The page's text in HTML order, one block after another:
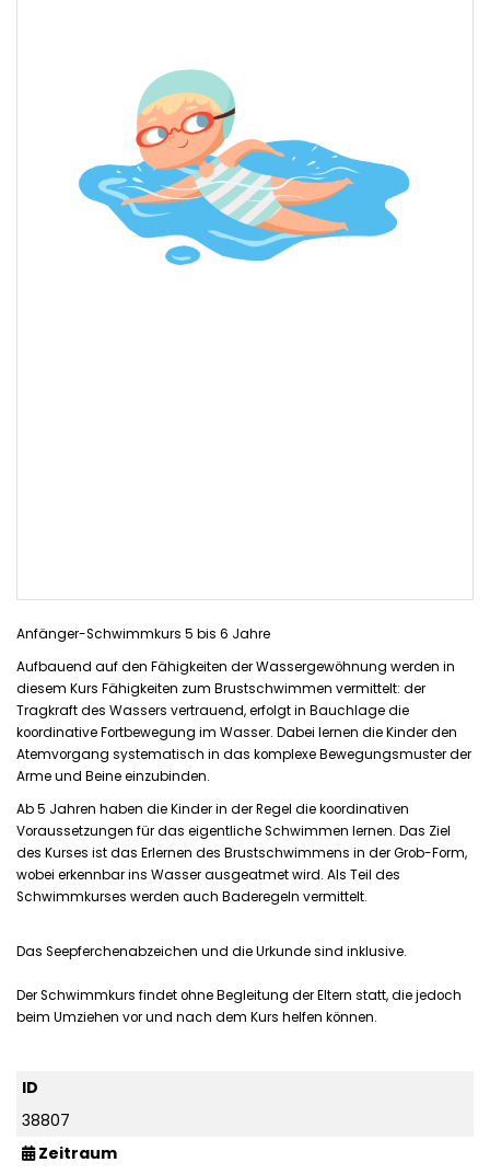
Anfänger-Schwimmkurs 5 bis 6 Jahre
Aufbauend auf den Fähigkeiten der Wassergewöhnung werden in
diesem Kurs Fähigkeiten zum Brustschwimmen vermittelt: der
Tragkraft des Wassers vertrauend, erfolgt in Bauchlage die
koordinative Fortbewegung im Wasser. Dabei lernen die Kinder den
Atemvorgang systematisch in das komplexe Bewegungsmuster der
Arme und Beine einzubinden.
Ab 5 Jahren haben die Kinder in der Regel die koordinativen
Voraussetzungen für das eigentliche Schwimmen lernen. Das Ziel
des Kurses ist das Erlernen des Brustschwimmens in der Grob-Form,
wobei erkennbar ins Wasser ausgeatmet wird. Als Teil des
Schwimmkurses werden auch Baderegeln vermittelt.
Das Seepferchenabzeichen und die Urkunde sind inklusive.
Der Schwimmkurs findet ohne Begleitung der Eltern statt, die jedoch
beim Umziehen vor und nach dem Kurs helfen können.
ID
38807
Zeitraum